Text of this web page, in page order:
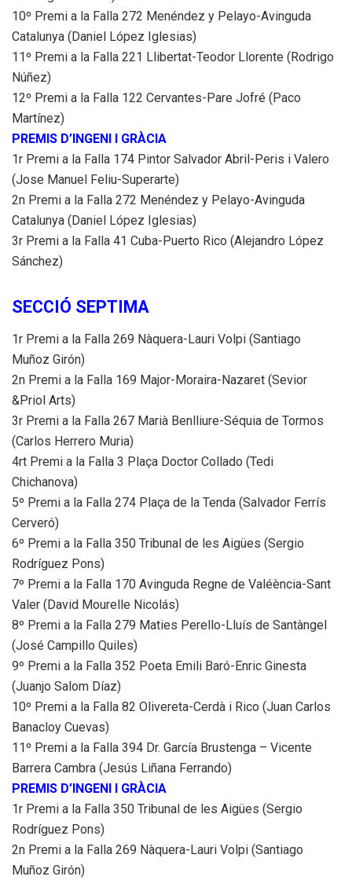
10º Premi a la Falla 272 Menéndez y Pelayo-Avinguda
Catalunya (Daniel López Iglesias)
11º Premi a la Falla 221 Llibertat-Teodor Llorente (Rodrigo
Núñez)
12º Premi a la Falla 122 Cervantes-Pare Jofré (Paco
Martínez)
PREMIS D’INGENI I GRÀCIA
1r Premi a la Falla 174 Pintor Salvador Abril-Peris i Valero
(Jose Manuel Feliu-Superarte)
2n Premi a la Falla 272 Menéndez y Pelayo-Avinguda
Catalunya (Daniel López Iglesias)
3r Premi a la Falla 41 Cuba-Puerto Rico (Alejandro López
Sánchez)
SECCIÓ SEPTIMA
1r Premi a la Falla 269 Nàquera-Lauri Volpi (Santiago
Muñoz Girón)
2n Premi a la Falla 169 Major-Moraira-Nazaret (Sevior
&Priol Arts)
3r Premi a la Falla 267 Marià Benlliure-Séquia de Tormos
(Carlos Herrero Muria)
4rt Premi a la Falla 3 Plaça Doctor Collado (Tedi
Chichanova)
5º Premi a la Falla 274 Plaça de la Tenda (Salvador Ferrís
Cerveró)
6º Premi a la Falla 350 Tribunal de les Aigües (Sergio
Rodríguez Pons)
7º Premi a la Falla 170 Avinguda Regne de Valéència-Sant
Valer (David Mourelle Nicolás)
8º Premi a la Falla 279 Maties Perello-Lluís de Santàngel
(José Campillo Quiles)
9º Premi a la Falla 352 Poeta Emili Baró-Enric Ginesta
(Juanjo Salom Díaz)
10º Premi a la Falla 82 Olivereta-Cerdà i Rico (Juan Carlos
Banacloy Cuevas)
11º Premi a la Falla 394 Dr. García Brustenga – Vicente
Barrera Cambra (Jesús Liñana Ferrando)
PREMIS D’INGENI I GRÀCIA
1r Premi a la Falla 350 Tribunal de les Aigües (Sergio
Rodríguez Pons)
2n Premi a la Falla 269 Nàquera-Lauri Volpi (Santiago
Muñoz Girón)